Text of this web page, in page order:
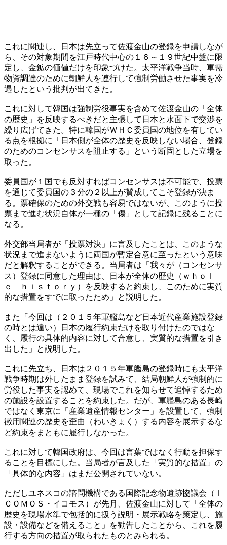
これに関連し、日本は先立って佐渡金山の登録を申請しなが
ら、その対象期間を江戸時代中心の１６～１９世紀中盤に限
定し、金鉱の価値だけを印象づけた。太平洋戦争当時、軍需
物資調達のために朝鮮人を連行して強制労働させた事実を冷
遇したという批判が出てきた。
これに対して韓国は強制労役事実を含めて佐渡金山の「全体
の歴史」を反映するべきだと主張して日本と水面下で交渉を
繰り広げてきた。特に韓国がＷＨＣ委員国の地位を有してい
る点を根拠に「日本側が全体の歴史を反映しない場合、登録
のためのコンセンサスを阻止する」という断固とした立場を
取った。
委員国が１国でも反対すればコンセンサスは不可能で、投票
を通じて委員国の３分の２以上が賛成してこそ登録が決ま
る。票確保のための外交戦も容易ではないが、このように投
票まで進む状況自体が一種の「傷」として記録に残ることに
なる。
外交部当局者が「投票対決」に言及したことは、このような
状況まで進まないように両国が暫定合意に至ったという意味
だと解釈することができる。当局者は「我々が（コンセンサ
ス）登録に同意した理由は、日本が全体の歴史（ｗｈｏｌ
ｅ ｈｉｓｔｏｒｙ）を反映すると約束し、このために実質
的な措置をすでに取ったため」と説明した。
また「今回は（２０１５年軍艦島など日本近代産業施設登録
の時とは違い）日本の履行約束だけを取り付けたのではな
く、履行の具体的内容に対して合意し、実質的な措置を引き
出した」と説明した。
これに先立ち、日本は２０１５年軍艦島の登録時にも太平洋
戦争時期は外したまま登録を試みて、結局朝鮮人が強制的に
労役した事実を認めて、現場でこれを知らせて追悼するため
の施設を設置することを約束した。だが、軍艦島のある長崎
ではなく東京に「産業遺産情報センター」を設置して、強制
徴用関連の歴史を歪曲（わいきょく）する内容を展示するな
ど約束をまともに履行しなかった。
これに対して韓国政府は、今回は言葉ではなく行動を担保す
ることを目標にした。当局者が言及した「実質的な措置」の
「具体的な内容」はまだ公開されていない。
ただしユネスコの諮問機構である国際記念物遺跡協議会（Ｉ
ＣＯＭＯＳ・イコモス）が先月、佐渡金山に対して「全体の
歴史を現場水準で包括的に扱う説明・展示戦略を策定し、施
設・設備などを備えること」を勧告したことから、これを履
行する方向の措置が取られたものとみられる。